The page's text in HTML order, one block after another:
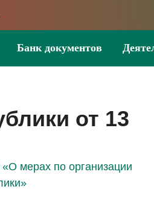
Банк документов
от 13
мерах по организации